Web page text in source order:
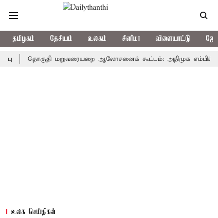
தமிழகம் தேசியம் உலகம் சினிமா விளையாட்டு
தொகுதி மறுவரையறை ஆலோசனைக் கூட்டம்: அதிமுக எம்பிக்கள்
உலக செய்திகள்